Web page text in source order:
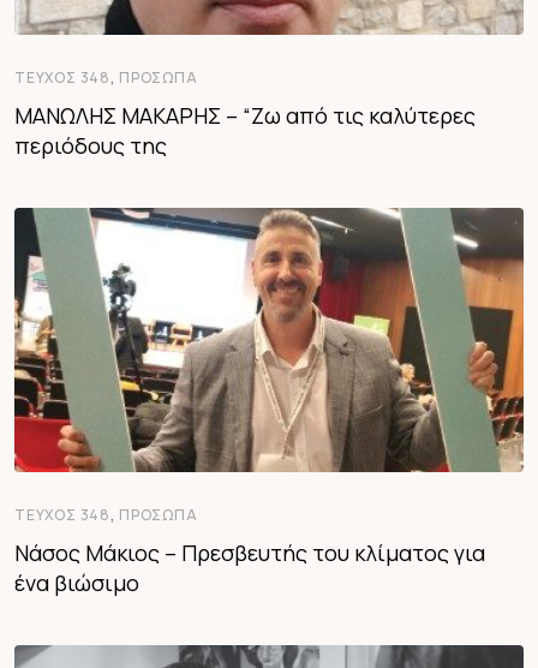
ΤΕΎΧΟΣ 348, ΠΡΌΣΩΠΑ
ΜΑΝΩΛΗΣ ΜΑΚΑΡΗΣ – “Ζω από τις καλύτερες
περιόδους της
ΤΕΎΧΟΣ 348, ΠΡΌΣΩΠΑ
Νάσος Μάκιος – Πρεσβευτής του κλίματος για
ένα βιώσιμο